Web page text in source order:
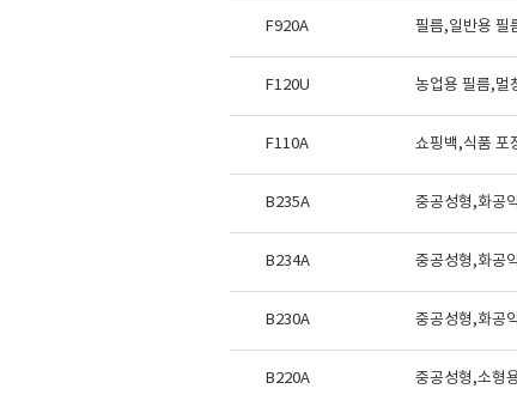
F920A 필름,일반용 필
F120U 농업용 필름,멀
F110A 쇼핑백,식품 포
B235A 중공성형,화공
B234A 중공성형,화공
B230A 중공성형,화공
B220A 중공성형,소형